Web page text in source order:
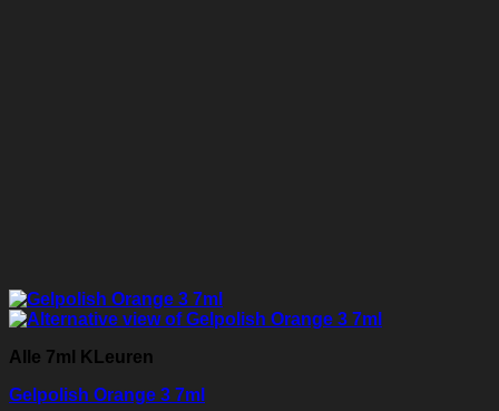
Alle 7ml KLeuren
Gelpolish Orange 3 7ml